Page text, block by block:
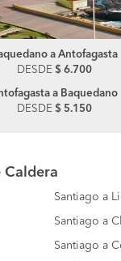
a Antofagasta
DESDE $ 6.700
a Baquedano
DESDE $ 5.150
Caldera
Santiago a
Santiago a
Santiago a